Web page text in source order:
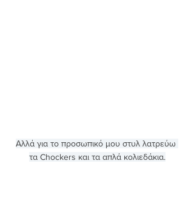
Αλλά για το προσωπικό μου στυλ λατρεύω
τα Chockers και τα απλά κολιεδάκια.